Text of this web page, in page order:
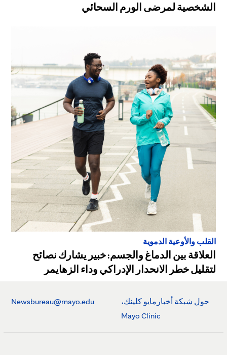
الشخصية لمرضى الورم السحائي
القلب والأوعية الدموية
العلاقة بين الدماغ والجسم: خبير يشارك نصائح
لتقليل خطر الانحدار الإدراكي وداء الزهايمر
حول شبكة أخبارمايو كلينك،
Mayo Clinic
Newsbureau@mayo.edu